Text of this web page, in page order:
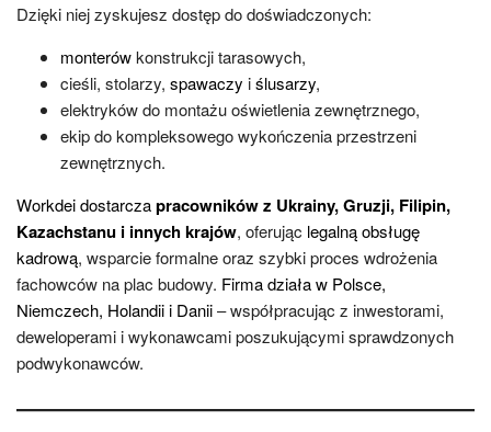
Dzięki niej zyskujesz dostęp do doświadczonych:
monterówkonstrukcji tarasowych,
cieśli, stolarzy, spawaczy iślusarzy,
elektryków do montażu oświetlenia zewnętrznego,
ekip do kompleksowego wykończenia przestrzeni
zewnętrznych.
Workdei dostarczapracowników z Ukrainy, Gruzji, Filipin,
Kazachstanu i innych krajów, oferując legalną obsługę
kadrową, wsparcie formalne oraz szybki proces wdrożenia
fachowców na plac budowy. Firma działa w Polsce,
Niemczech, Holandii i Danii– współpracując z inwestorami,
deweloperami i wykonawcami poszukującymi sprawdzonych
podwykonawców.